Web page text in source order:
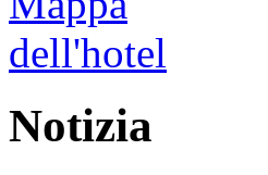
Notizia